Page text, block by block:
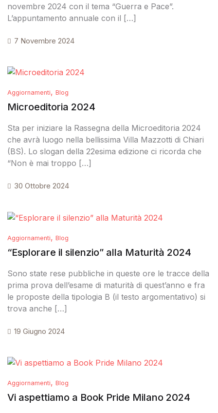
novembre 2024 con il tema “Guerra e Pace”.
L’appuntamento annuale con il […]
7 Novembre 2024
Aggiornamenti, Blog
Microeditoria 2024
Sta per iniziare la Rassegna della Microeditoria 2024
che avrà luogo nella bellissima Villa Mazzotti di Chiari
(BS). Lo slogan della 22esima edizione ci ricorda che
“Non è mai troppo […]
30 Ottobre 2024
Aggiornamenti, Blog
“Esplorare il silenzio” alla Maturità 2024
Sono state rese pubbliche in queste ore le tracce della
prima prova dell’esame di maturità di quest’anno e fra
le proposte della tipologia B (il testo argomentativo) si
trova anche […]
19 Giugno 2024
Aggiornamenti, Blog
Vi aspettiamo a Book Pride Milano 2024